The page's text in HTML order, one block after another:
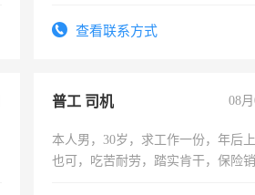
查看联系方式
普工 司机 08
本人男，30岁，求工作一份，年后
也可，吃苦耐劳，踏实肯干，保险